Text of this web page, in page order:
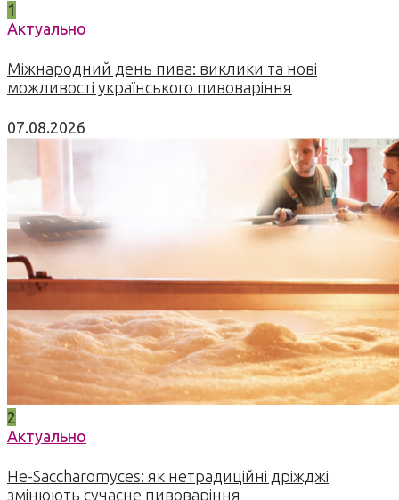
1
Актуально
Міжнародний день пива: виклики та нові
можливості українського пивоваріння
07.08.2026
2
Актуально
Не-Saccharomyces: як нетрадиційні дріжджі
змінюють сучасне пивоваріння